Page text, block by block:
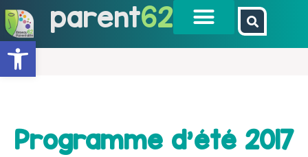
Ouvrir la barre d’outils
parent62
Programme d’été 2017